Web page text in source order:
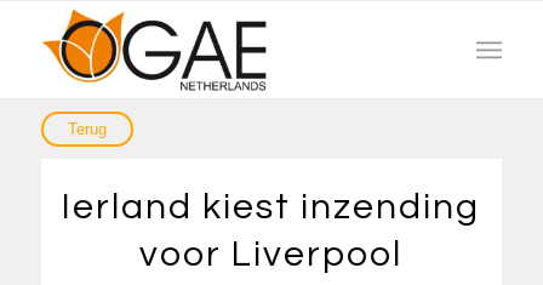
Ierland kiest inzending
voor Liverpool